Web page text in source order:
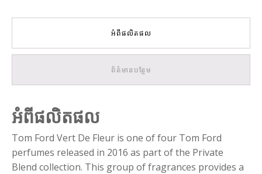
អំពីផលិតផល
ព័ត៌មានបន្ថែម
អំពីផលិតផល
Tom Ford Vert De Fleur is one of four Tom Ford
perfumes released in 2016 as part of the Private
Blend collection. This group of fragrances provides a